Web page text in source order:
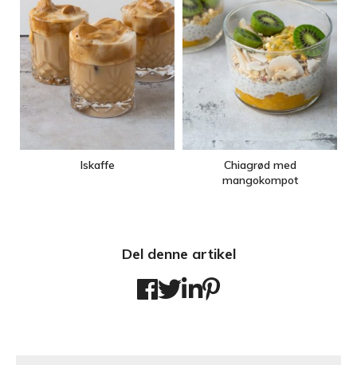
Iskaffe
Chiagrød med
mangokompot
Del denne artikel